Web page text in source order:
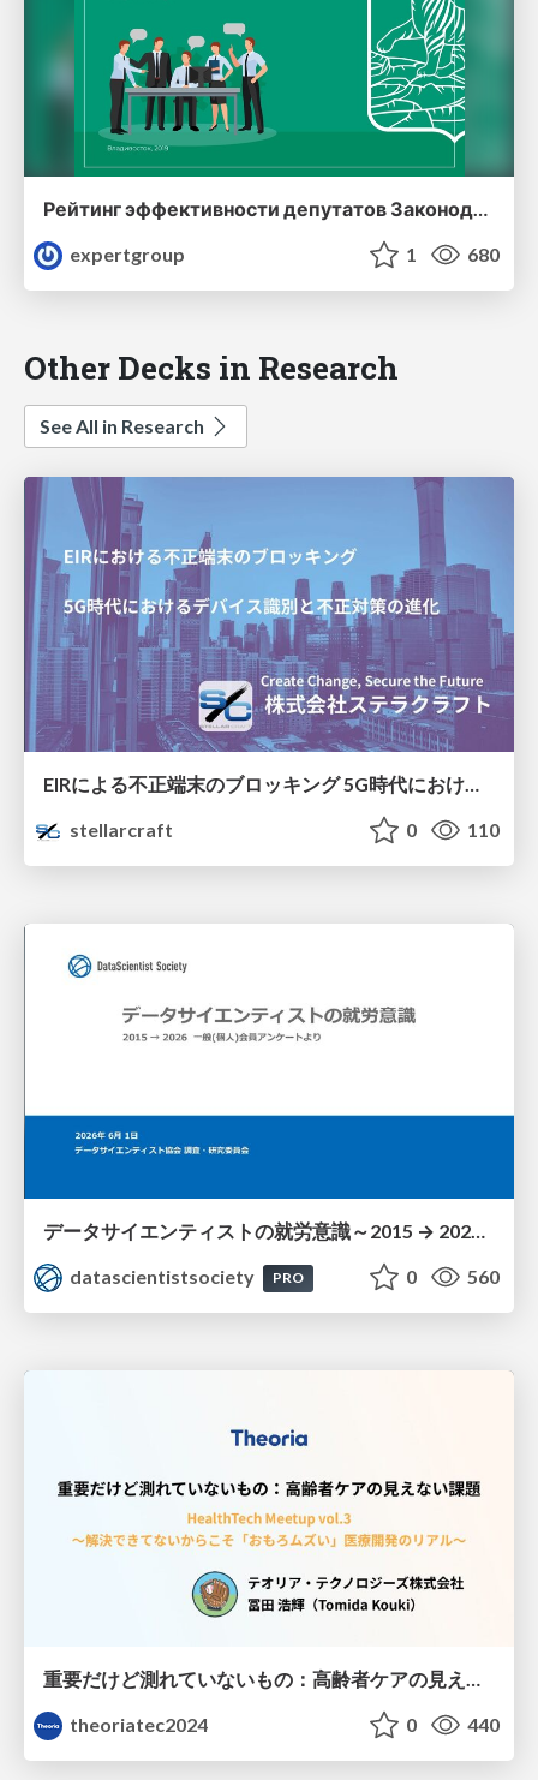
expertgroup
1 680
Other Decks in Research
See All in Research
EIRによる不正端末のブロッキング 5G時代におけるデバイス識別と不正対策の進化
stellarcraft
0 110
データサイエンティストの就労意識～2015 → 2026 一般(個人)会員アンケートより
datascientistsociety
PRO 0 560
重要だけど測れていないもの：高齢者ケアの見えない課題
theoriatec2024
0 440